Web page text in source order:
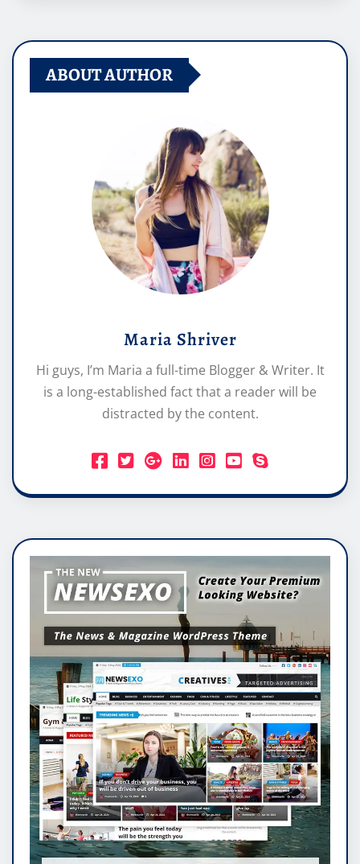
ABOUT AUTHOR
Maria Shriver
Hi guys, I’m Maria a full-time Blogger & Writer. It
is a long-established fact that a reader will be
distracted by the content.